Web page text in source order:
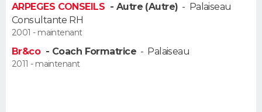
Bricolage
Lifestyle
Culture
Sport
Auto
Television
Voyage
Cinema
ARPEGES CONSEILS - Autre (Autre) - Palaiseau
Consultante RH
2001 - maintenant
Br&co - Coach Formatrice - Palaiseau
2011 - maintenant